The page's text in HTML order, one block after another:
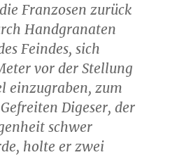
Franzosen zurück
Handgranaten
Feindes, sich
vor der Stellung
einzugraben, zum
Digeser, der
schwer
holte er zwei